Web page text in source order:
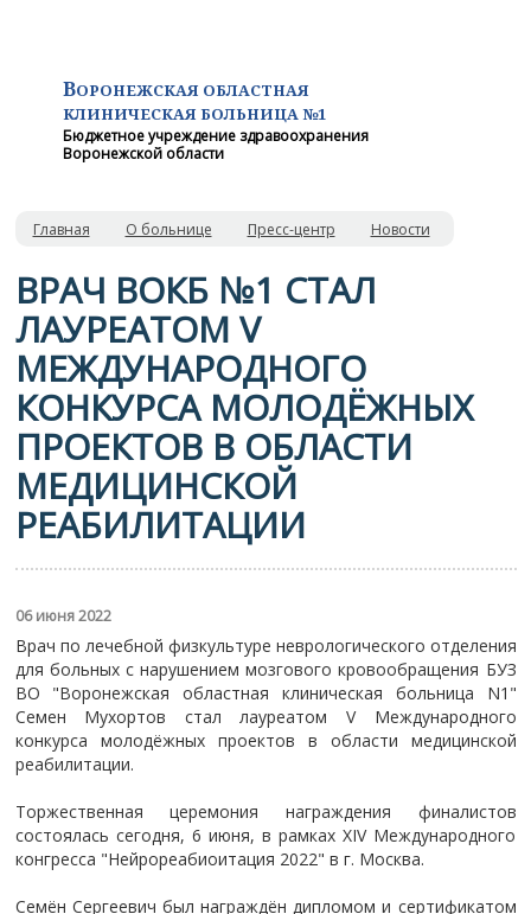
ВОРОНЕЖСКАЯ ОБЛАСТНАЯ
КЛИНИЧЕСКАЯ БОЛЬНИЦА №1
Бюджетное учреждение здравоохранения
Воронежской области
Главная О больнице Пресс-центр Новости
ВРАЧ ВОКБ №1 СТАЛ
ЛАУРЕАТОМ V
МЕЖДУНАРОДНОГО
КОНКУРСА МОЛОДЁЖНЫХ
ПРОЕКТОВ В ОБЛАСТИ
МЕДИЦИНСКОЙ
РЕАБИЛИТАЦИИ
06 июня 2022
Врач по лечебной физкультуре неврологического отделения
для больных с нарушением мозгового кровообращения БУЗ
ВО "Воронежская областная клиническая больница N1"
Семен Мухортов стал лауреатом V Международного
конкурса молодёжных проектов в области медицинской
реабилитации.
Торжественная церемония награждения финалистов
состоялась сегодня, 6 июня, в рамках XIV Международного
конгресса "Нейрореабиоитация 2022" в г. Москва.
Семён Сергеевич был награждён дипломом и сертификатом